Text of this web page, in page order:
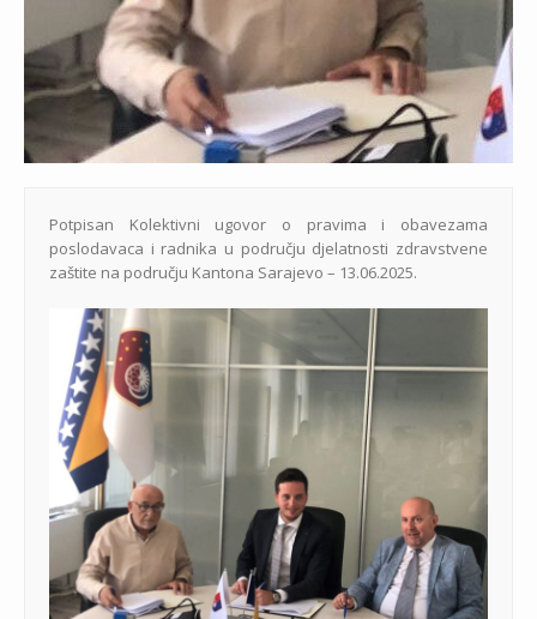
Potpisan Kolektivni ugovor o pravima i obavezama
poslodavaca i radnika u području djelatnosti zdravstvene
zaštite na području Kantona Sarajevo – 13.06.2025.